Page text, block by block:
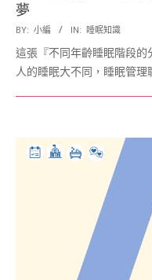
夢
2018-
01-
10
BY: 小編 IN: 睡眠知識
這張『不同年齡睡眠階段
人的睡眠大不同，睡眠管